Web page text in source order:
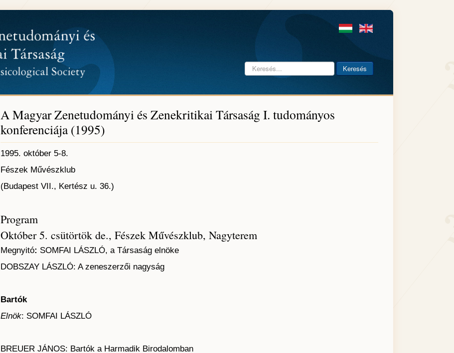
Keresés... Keresés
A Magyar Zenetudományi és Zenekritikai Társaság I. tudományos
konferenciája (1995)
1995. október 5-8.
Fészek Művészklub
(Budapest VII., Kertész u. 36.)
Program
Október 5. csütörtök de., Fészek Művészklub, Nagyterem
Megnyitó: SOMFAI LÁSZLÓ, a Társaság elnöke
DOBSZAY LÁSZLÓ: A zeneszerzői nagyság
Bartók
Elnök: SOMFAI LÁSZLÓ
BREUER JÁNOS: Bartók a Harmadik Birodalomban